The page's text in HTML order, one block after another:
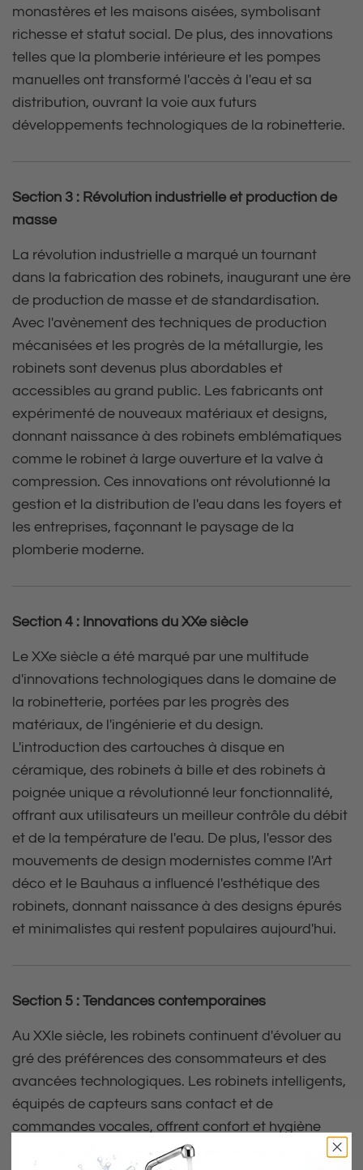
monastères et les maisons aisées, symbolisant
richesse et statut social. De plus, des innovations
telles que la plomberie intérieure et les pompes
manuelles ont transformé l'accès à l'eau et sa
distribution, ouvrant la voie aux futurs
développements technologiques de la robinetterie.
Section 3 : Révolution industrielle et production de
masse
La révolution industrielle a marqué un tournant
dans la fabrication des robinets, inaugurant une ère
de production de masse et de standardisation.
Avec l'avènement des techniques de production
mécanisées et les progrès de la métallurgie, les
robinets sont devenus plus abordables et
accessibles au grand public. Les fabricants ont
expérimenté de nouveaux matériaux et designs,
donnant naissance à des robinets emblématiques
comme le robinet à large ouverture et la valve à
compression. Ces innovations ont révolutionné la
gestion et la distribution de l'eau dans les foyers et
les entreprises, façonnant le paysage de la
plomberie moderne.
Section 4 : Innovations du XXe siècle
Le XXe siècle a été marqué par une multitude
d'innovations technologiques dans le domaine de
la robinetterie, portées par les progrès des
matériaux, de l'ingénierie et du design.
L'introduction des cartouches à disque en
céramique, des robinets à bille et des robinets à
poignée unique a révolutionné leur fonctionnalité,
offrant aux utilisateurs un meilleur contrôle du débit
et de la température de l'eau. De plus, l'essor des
mouvements de design modernistes comme l'Art
déco et le Bauhaus a influencé l'esthétique des
robinets, donnant naissance à des designs épurés
et minimalistes qui restent populaires aujourd'hui.
Section 5 : Tendances contemporaines
Au XXIe siècle, les robinets continuent d'évoluer au
gré des préférences des consommateurs et des
avancées technologiques. Les robinets intelligents,
équipés de capteurs sans contact et de
commandes vocales, offrent confort et hygiène
dans les cuisines et salles de bains modernes. De